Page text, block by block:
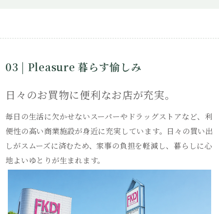
03 | Pleasure 暮らす愉しみ
日々のお買物に便利なお店が充実。
毎日の生活に欠かせないスーパーやドラッグストアなど、利
便性の高い商業施設が身近に充実しています。日々の買い出
しがスムーズに済むため、家事の負担を軽減し、暮らしに心
地よいゆとりが生まれます。